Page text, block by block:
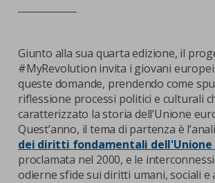
Giunto alla sua quarta edizione, il
#MyRevolution invita i giovani
queste domande, prendendo come
riflessione processi politici e culturali
caratterizzato la storia dell’Unione
Quest’anno, il tema di partenza è
dei diritti fondamentali dell'Unione
proclamata nel 2000, e le
odierne sfide sui diritti umani, sociali e